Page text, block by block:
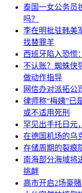
泰国一女公务员
吗？
李在明批驻韩美
找替罪羊
西班牙陷入恐慌
不认账？蜘蛛侠
做动作指导
网信办对派拓公
律师称“梅姨”已
或不适用死刑
罕见出手托日元
在德国机场的乌
存储周期的裂痕
南海部分海域将
挑衅
高市开启2场豪